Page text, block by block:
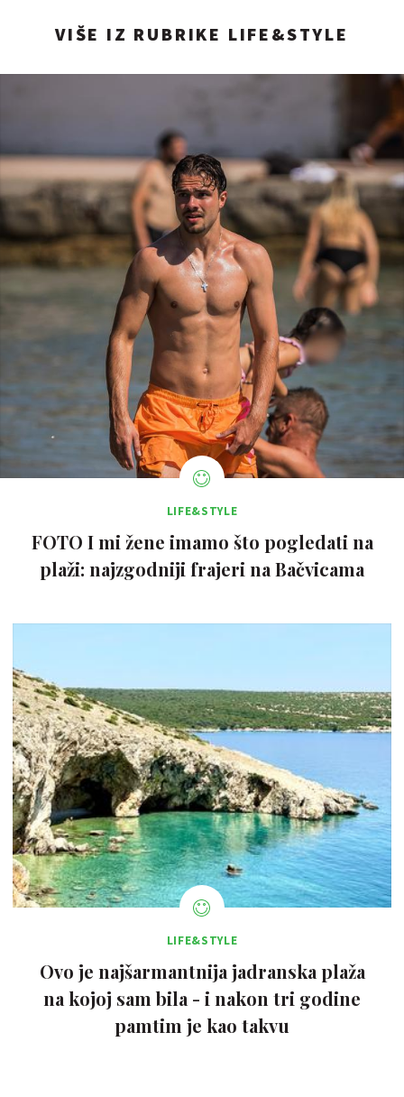
VIŠE IZ RUBRIKE LIFE&STYLE
LIFE&STYLE
FOTO I mi žene imamo što pogledati na
plaži: najzgodniji frajeri na Bačvicama
LIFE&STYLE
Ovo je najšarmantnija jadranska plaža
na kojoj sam bila - i nakon tri godine
pamtim je kao takvu